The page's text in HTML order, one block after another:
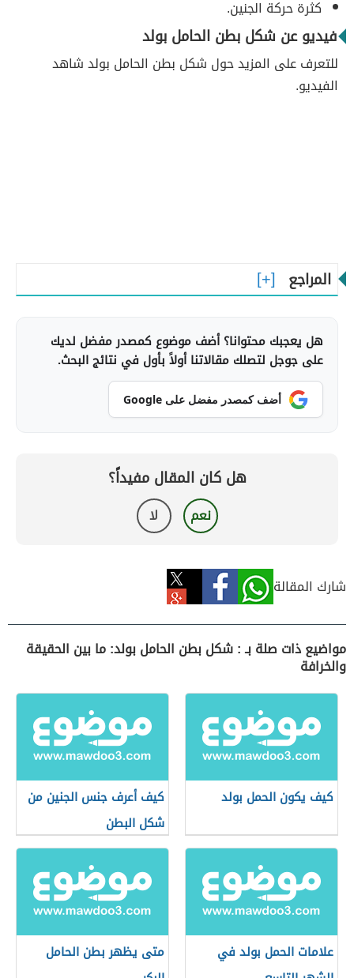
كثرة حركة الجنين.
فيديو عن شكل بطن الحامل بولد
للتعرف على المزيد حول شكل بطن الحامل بولد شاهد
الفيديو.
المراجع
هل يعجبك محتوانا؟ أضف موضوع كمصدر مفضل لديك
على جوجل لتصلك مقالاتنا أولاً بأول في نتائج البحث.
أضف كمصدر مفضل على Google
هل كان المقال مفيداً؟
نعم لا
شارك المقالة
مواضيع ذات صلة بـ : شكل بطن الحامل بولد: ما بين الحقيقة
والخرافة
كيف يكون الحمل بولد
كيف أعرف جنس الجنين من
شكل البطن
علامات الحمل بولد في
متى يظهر بطن الحامل